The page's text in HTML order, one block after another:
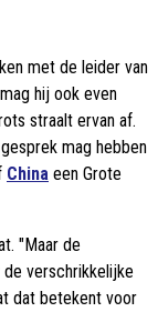
met de leider van
hij ook even
straalt ervan af.
mag hebben
China een Grote
"Maar de
verschrikkelijke
dat betekent voor